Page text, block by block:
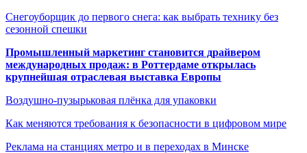
Снегоуборщик до первого снега: как выбрать технику без
сезонной спешки
Промышленный маркетинг становится драйвером
международных продаж: в Роттердаме открылась
крупнейшая отраслевая выставка Европы
Воздушно-пузырьковая плёнка для упаковки
Как меняются требования к безопасности в цифровом мире
Реклама на станциях метро и в переходах в Минске